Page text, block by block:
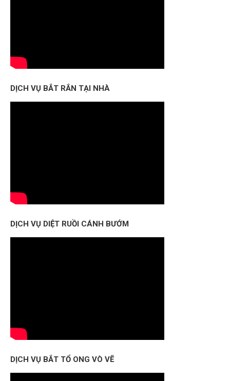
DỊCH VỤ BẮT RẮN TẠI NHÀ
DỊCH VỤ DIỆT RUỒI CÁNH BƯỚM
DỊCH VỤ BẮT TỔ ONG VÒ VẼ